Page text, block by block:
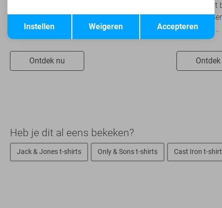
garderobe. Ze zijn eenvoudig te combineren,
onafhankelijk van...
Ontdek nu
je nog
geweest?
snel verder...
Heb je dit al eens bekeken?
Jack & Jones t-shirts Only & Sons t-shirts Cast Iron t-
Terug Opslaan
Accepteren
Weigeren
Instellen